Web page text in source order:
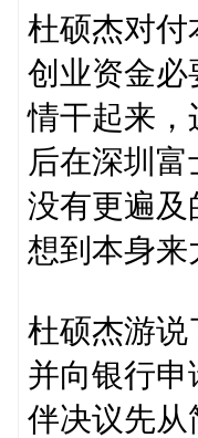
杜硕杰对付
创业资金必
情干起来，
后在深圳
没有更遍及
想到本身来
杜硕杰游说
并向银行
伴决议先从